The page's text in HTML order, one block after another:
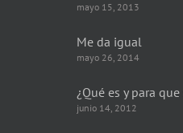
mayo 15, 2013
Me da igual
mayo 26, 2014
¿Qué es y para
junio 14, 2012